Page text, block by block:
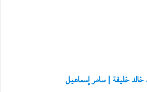
خالد خليفة | سامر إسماعيل